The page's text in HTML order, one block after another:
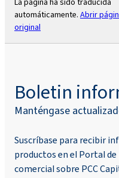
automáticamente. Abrir
original
Boletin
Manténgase
Suscríbase para recibir
productos en el Portal
comercial sobre PCC